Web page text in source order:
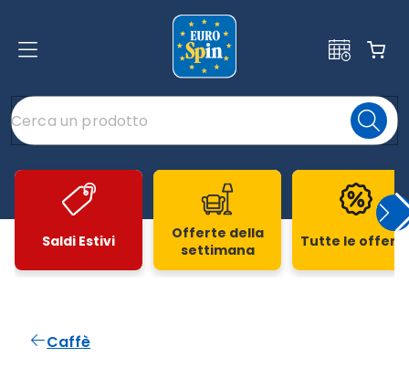
Saldi Estivi
Offerte della
settimana
Tutte le
Caffè